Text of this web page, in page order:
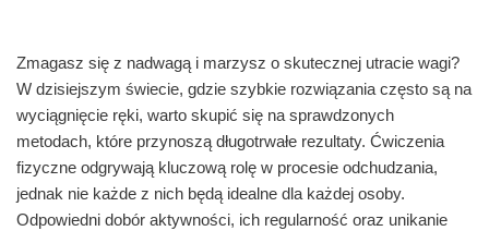
Zmagasz się z nadwagą i marzysz o skutecznej utracie wagi?
W dzisiejszym świecie, gdzie szybkie rozwiązania często są na
wyciągnięcie ręki, warto skupić się na sprawdzonych
metodach, które przynoszą długotrwałe rezultaty. Ćwiczenia
fizyczne odgrywają kluczową rolę w procesie odchudzania,
jednak nie każde z nich będą idealne dla każdej osoby.
Odpowiedni dobór aktywności, ich regularność oraz unikanie